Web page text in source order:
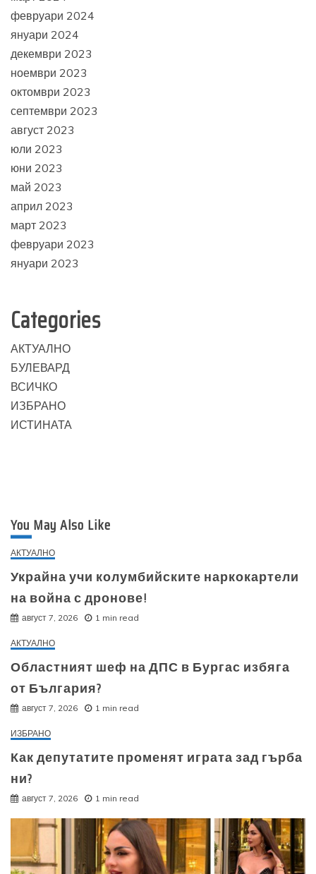
февруари 2024
януари 2024
декември 2023
ноември 2023
октомври 2023
септември 2023
август 2023
юли 2023
юни 2023
май 2023
април 2023
март 2023
февруари 2023
януари 2023
Categories
АКТУАЛНО
БУЛЕВАРД
ВСИЧКО
ИЗБРАНО
ИСТИНАТА
You May Also Like
АКТУАЛНО
Украйна учи колумбийските наркокартели
на война с дронове!
август 7, 2026 1 min read
АКТУАЛНО
Областният шеф на ДПС в Бургас избяга
от България?
август 7, 2026 1 min read
ИЗБРАНО
Как депутатите променят играта зад гърба
ни?
август 7, 2026 1 min read